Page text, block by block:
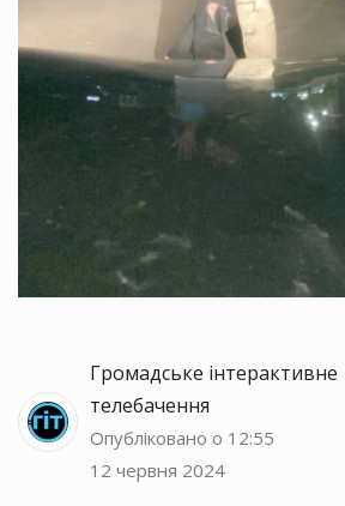
Громадське інтерактивне
телебачення
Опубліковано о 12:55
12 червня 2024